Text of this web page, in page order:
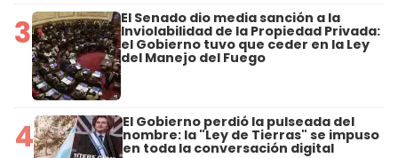
3 El Senado dio media sanción a la
Inviolabilidad de la Propiedad Privada:
el Gobierno tuvo que ceder en la Ley
del Manejo del Fuego
4 El Gobierno perdió la pulseada del
nombre: la "Ley de Tierras" se impuso
en toda la conversación digital